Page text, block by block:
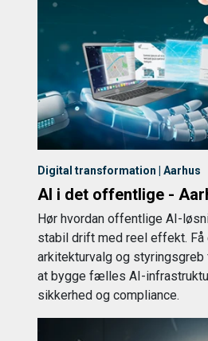
Digital transformation | Aarhus
AI i det offentlige -
Hør hvordan offentlige AI-
stabil drift med reel effekt. Få
arkitekturvalg og
at bygge fælles AI-
sikkerhed og compliance.